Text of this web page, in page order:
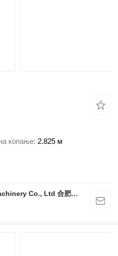
копање 2.825 м
Hefei Pufan Construction Machinery Co., Ltd 合肥朴凡工程机械有限公司